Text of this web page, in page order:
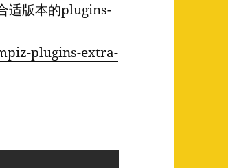
适版本的plugins-
plugins-extra-